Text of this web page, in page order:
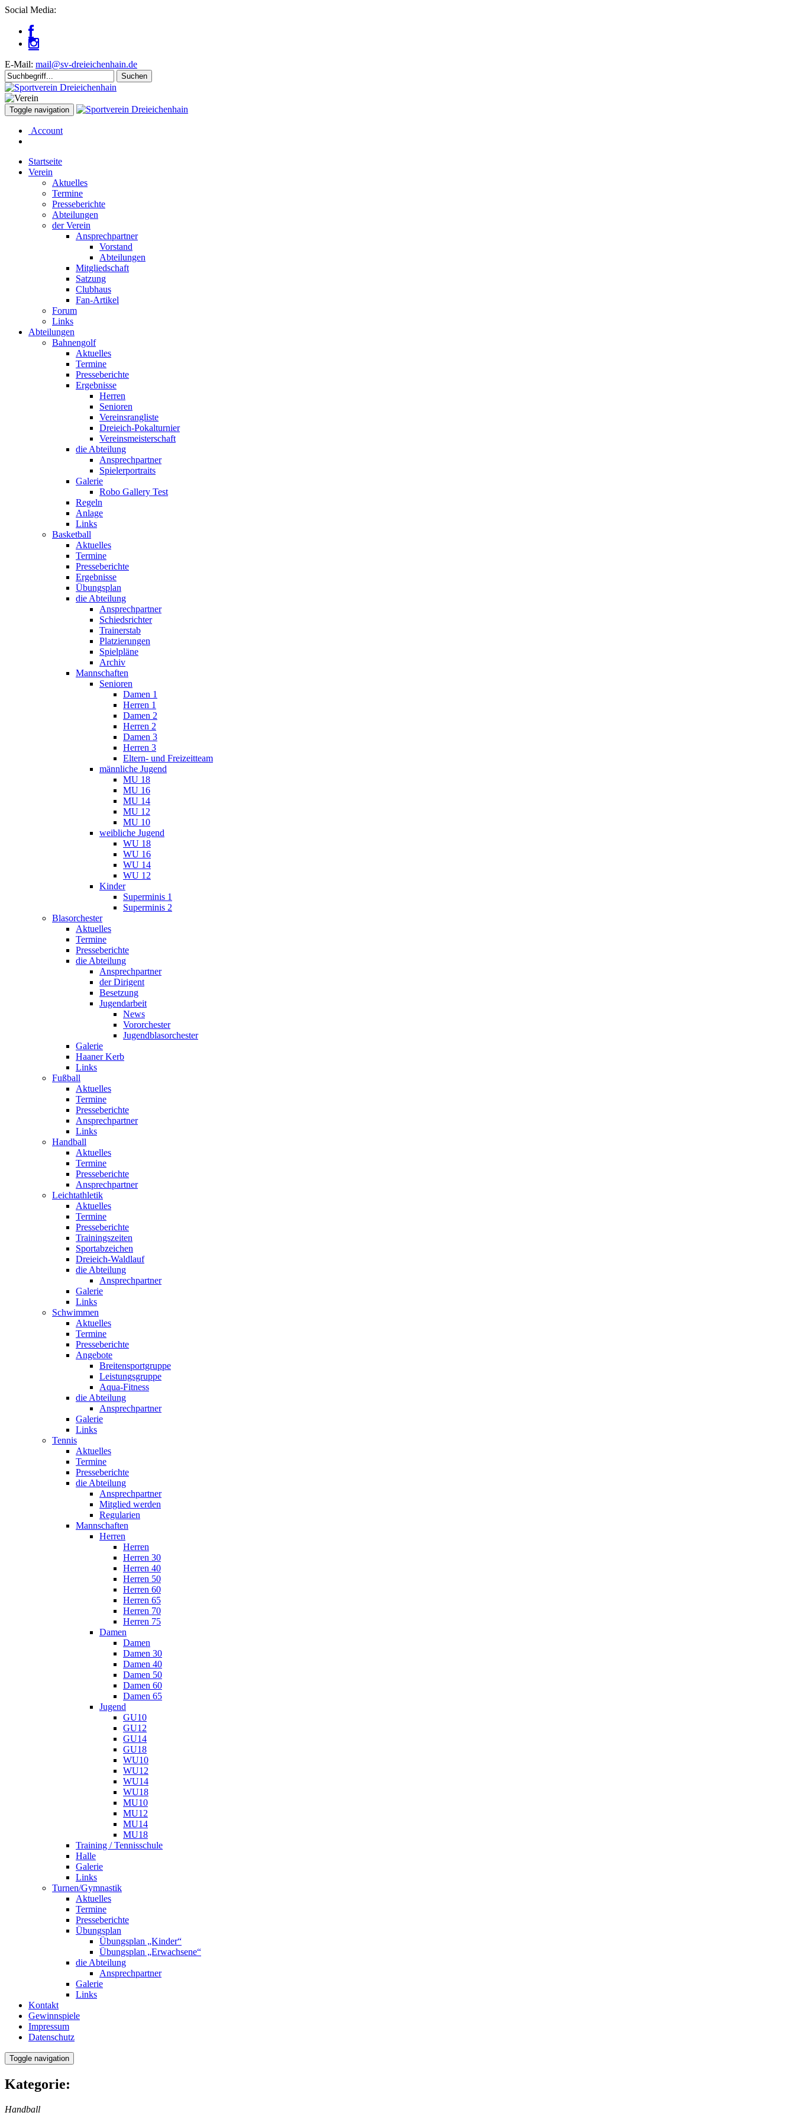
Social Media:
E-Mail: mail@sv-dreieichenhain.de
Toggle navigation
Account
Startseite
Verein
Aktuelles
Termine
Presseberichte
Abteilungen
der Verein
Ansprechpartner
Vorstand
Abteilungen
Mitgliedschaft
Satzung
Clubhaus
Fan-Artikel
Forum
Links
Abteilungen
Bahnengolf
Aktuelles
Termine
Presseberichte
Ergebnisse
Herren
Senioren
Vereinsrangliste
Dreieich-Pokalturnier
Vereinsmeisterschaft
die Abteilung
Ansprechpartner
Spielerportraits
Galerie
Robo Gallery Test
Regeln
Anlage
Links
Basketball
Aktuelles
Termine
Presseberichte
Ergebnisse
Übungsplan
die Abteilung
Ansprechpartner
Schiedsrichter
Trainerstab
Platzierungen
Spielpläne
Archiv
Mannschaften
Senioren
Damen 1
Herren 1
Damen 2
Herren 2
Damen 3
Herren 3
Eltern- und Freizeitteam
männliche Jugend
MU 18
MU 16
MU 14
MU 12
MU 10
weibliche Jugend
WU 18
WU 16
WU 14
WU 12
Kinder
Superminis 1
Superminis 2
Blasorchester
Aktuelles
Termine
Presseberichte
die Abteilung
Ansprechpartner
der Dirigent
Besetzung
Jugendarbeit
News
Vororchester
Jugendblasorchester
Galerie
Haaner Kerb
Links
Fußball
Aktuelles
Termine
Presseberichte
Ansprechpartner
Links
Handball
Aktuelles
Termine
Presseberichte
Ansprechpartner
Leichtathletik
Aktuelles
Termine
Presseberichte
Trainingszeiten
Sportabzeichen
Dreieich-Waldlauf
die Abteilung
Ansprechpartner
Galerie
Links
Schwimmen
Aktuelles
Termine
Presseberichte
Angebote
Breitensportgruppe
Leistungsgruppe
Aqua-Fitness
die Abteilung
Ansprechpartner
Galerie
Links
Tennis
Aktuelles
Termine
Presseberichte
die Abteilung
Ansprechpartner
Mitglied werden
Regularien
Mannschaften
Herren
Herren
Herren 30
Herren 40
Herren 50
Herren 60
Herren 65
Herren 70
Herren 75
Damen
Damen
Damen 30
Damen 40
Damen 50
Damen 60
Damen 65
Jugend
GU10
GU12
GU14
GU18
WU10
WU12
WU14
WU18
MU10
MU12
MU14
MU18
Training / Tennisschule
Halle
Galerie
Links
Turnen/Gymnastik
Aktuelles
Termine
Presseberichte
Übungsplan
Übungsplan „Kinder“
Übungsplan „Erwachsene“
die Abteilung
Ansprechpartner
Galerie
Links
Kontakt
Gewinnspiele
Impressum
Datenschutz
Toggle navigation
Kategorie:
Handball